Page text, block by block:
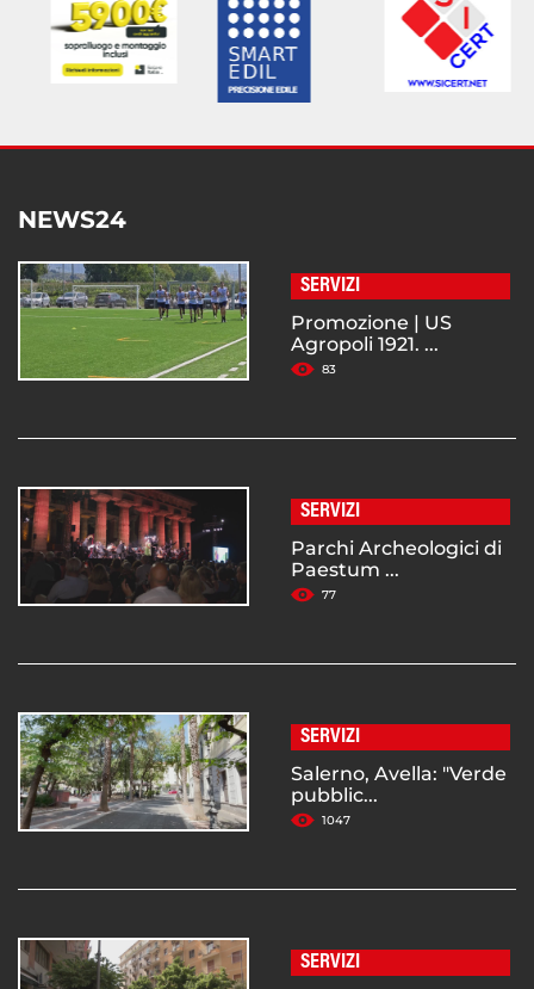
NEWS24
SERVIZI
Promozione | US
Agropoli 1921. ...
83
SERVIZI
Parchi Archeologici di
Paestum ...
77
SERVIZI
Salerno, Avella: "Verde
pubblic...
1047
SERVIZI